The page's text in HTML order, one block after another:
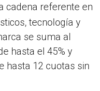
cadena referente en
tecnología y
se suma al
hasta el 45% y
hasta 12 cuotas sin